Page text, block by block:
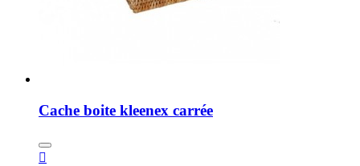
Cache boite kleenex carrée
